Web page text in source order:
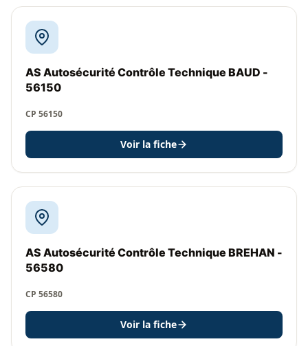
AS Autosécurité Contrôle Technique BAUD -
56150
CP 56150
Voir la fiche
AS Autosécurité Contrôle Technique BREHAN -
56580
CP 56580
Voir la fiche